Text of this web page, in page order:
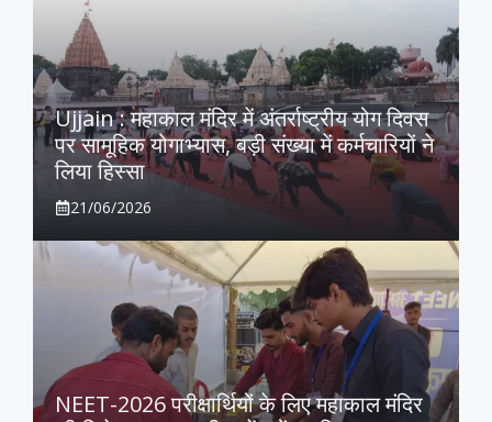
Ujjain : महाकाल मंदिर में अंतर्राष्ट्रीय योग दिवस
पर सामूहिक योगाभ्यास, बड़ी संख्या में कर्मचारियों ने
लिया हिस्सा
21/06/2026
NEET-2026 परीक्षार्थियों के लिए महाकाल मंदिर